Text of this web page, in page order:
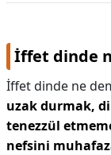
İffet dinde
İffet dinde ne
uzak durmak,
tenezzül
nefsini